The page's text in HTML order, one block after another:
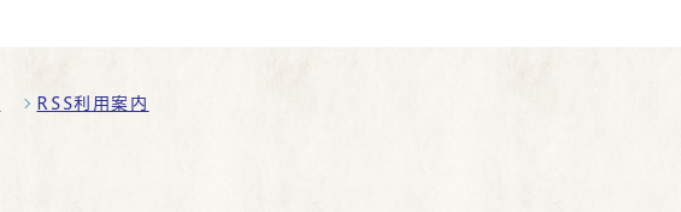
RSS利用案内